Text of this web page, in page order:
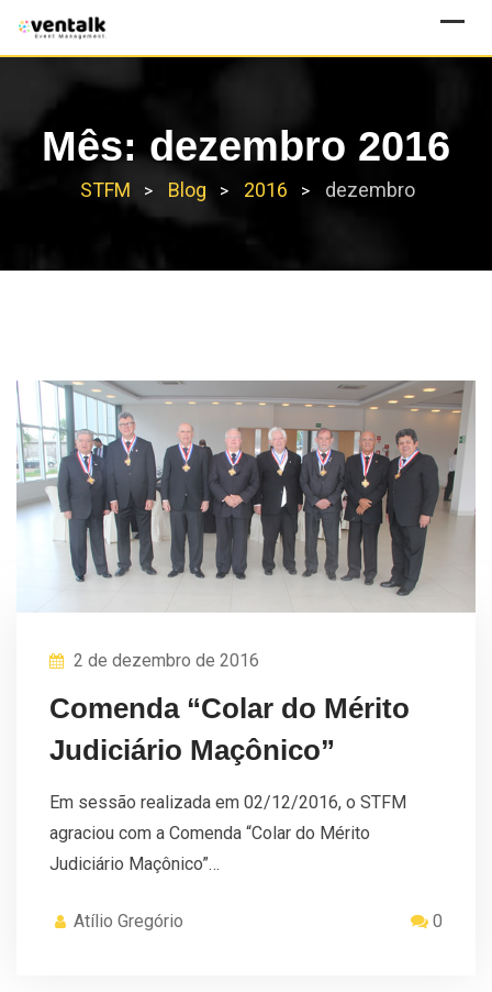
Mês: dezembro 2016
STFM > Blog > 2016 > dezembro
2 de dezembro de 2016
Comenda “Colar do Mérito
Judiciário Maçônico”
Em sessão realizada em 02/12/2016, o STFM
agraciou com a Comenda “Colar do Mérito
Judiciário Maçônico”…
Atílio Gregório 0